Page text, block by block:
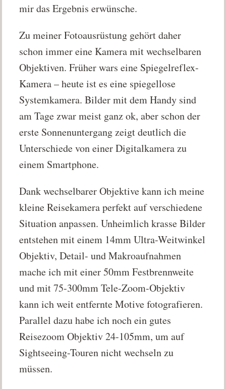
mir das Ergebnis erwünsche.
Zu meiner Fotoausrüstung gehört daher
schon immer eine Kamera mit wechselbaren
Objektiven. Früher wars eine Spiegelreflex-
Kamera – heute ist es eine spiegellose
Systemkamera. Bilder mit dem Handy sind
am Tage zwar meist ganz ok, aber schon der
erste Sonnenuntergang zeigt deutlich die
Unterschiede von einer Digitalkamera zu
einem Smartphone.
Dank wechselbarer Objektive kann ich meine
kleine Reisekamera perfekt auf verschiedene
Situation anpassen. Unheimlich krasse Bilder
entstehen mit einem 14mm Ultra-Weitwinkel
Objektiv, Detail- und Makroaufnahmen
mache ich mit einer 50mm Festbrennweite
und mit 75-300mm Tele-Zoom-Objektiv
kann ich weit entfernte Motive fotografieren.
Parallel dazu habe ich noch ein gutes
Reisezoom Objektiv 24-105mm, um auf
Sightseeing-Touren nicht wechseln zu
müssen.